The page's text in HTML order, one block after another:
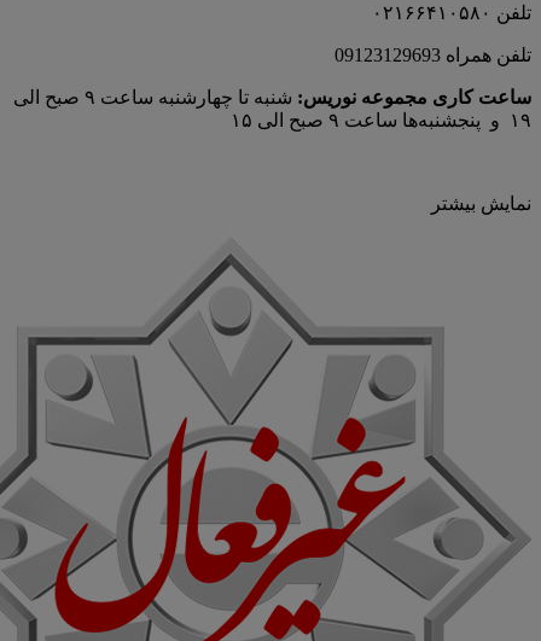
تلفن ۰۲۱۶۶۴۱۰۵۸۰
تلفن همراه 09123129693
ساعت کاری مجموعه نوریس:
شنبه تا چهارشنبه ساعت ۹ صبح الی
۱۹ و پنجشنبه‌ها ساعت ۹ صبح الی ۱۵
نمایش بیشتر